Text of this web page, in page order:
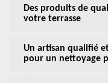
Des produits de
votre terrasse
Un artisan qualifié
pour un nettoyage